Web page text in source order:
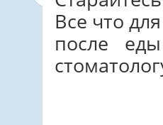
Все что
после